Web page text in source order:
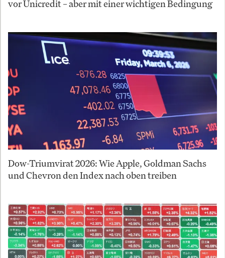
vor Unicredit – aber mit einer wichtigen Bedingung
Dow-Triumvirat 2026: Wie Apple, Goldman Sachs
und Chevron den Index nach oben treiben